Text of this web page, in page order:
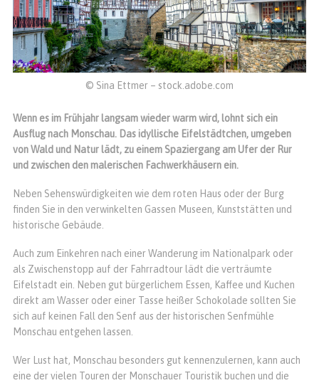
© Sina Ettmer – stock.adobe.com
Wenn es im Frühjahr langsam wieder warm wird, lohnt sich ein
Ausflug nach Monschau. Das idyllische Eifelstädtchen, umgeben
von Wald und Natur lädt, zu einem Spaziergang am Ufer der Rur
und zwischen den malerischen Fachwerkhäusern ein.
Neben Sehenswürdigkeiten wie dem roten Haus oder der Burg
finden Sie in den verwinkelten Gassen Museen, Kunststätten und
historische Gebäude.
Auch zum Einkehren nach einer Wanderung im Nationalpark oder
als Zwischenstopp auf der Fahrradtour lädt die verträumte
Eifelstadt ein. Neben gut bürgerlichem Essen, Kaffee und Kuchen
direkt am Wasser oder einer Tasse heißer Schokolade sollten Sie
sich auf keinen Fall den Senf aus der historischen Senfmühle
Monschau entgehen lassen.
Wer Lust hat, Monschau besonders gut kennenzulernen, kann auch
eine der vielen Touren der Monschauer Touristik buchen und die